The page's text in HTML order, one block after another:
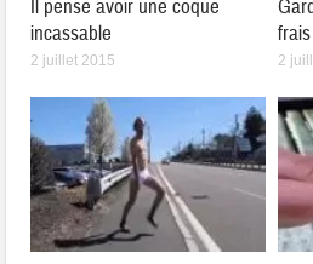
Il pense avoir une coque
incassable
2 juillet 2015 2